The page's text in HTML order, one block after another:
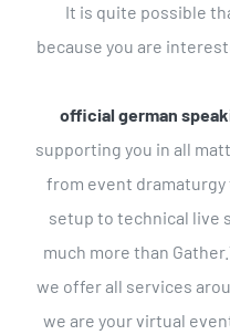
Laura
It is quite possible
because you are
official german
supporting you in all
from event dramaturgy
setup to technical live
much more than
we offer all services
we are your virtual